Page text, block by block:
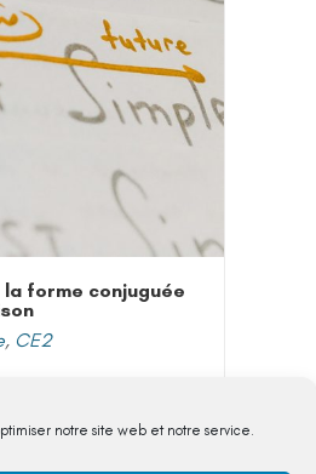
notre site web et notre service.
forme conjuguée
, CE2
des propriétés...